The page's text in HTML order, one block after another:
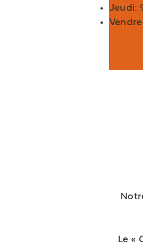
Jeudi:
Le «